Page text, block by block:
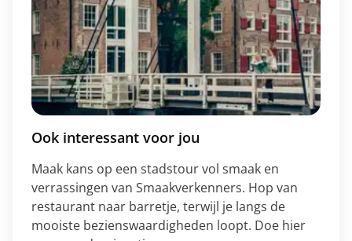
Ook interessant voor jou
Maak kans op een stadstour vol smaak en
verrassingen van Smaakverkenners. Hop van
restaurant naar barretje, terwijl je langs de
mooiste bezienswaardigheden loopt. Doe hier